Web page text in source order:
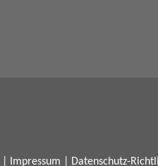
Impressum Datenschutz-